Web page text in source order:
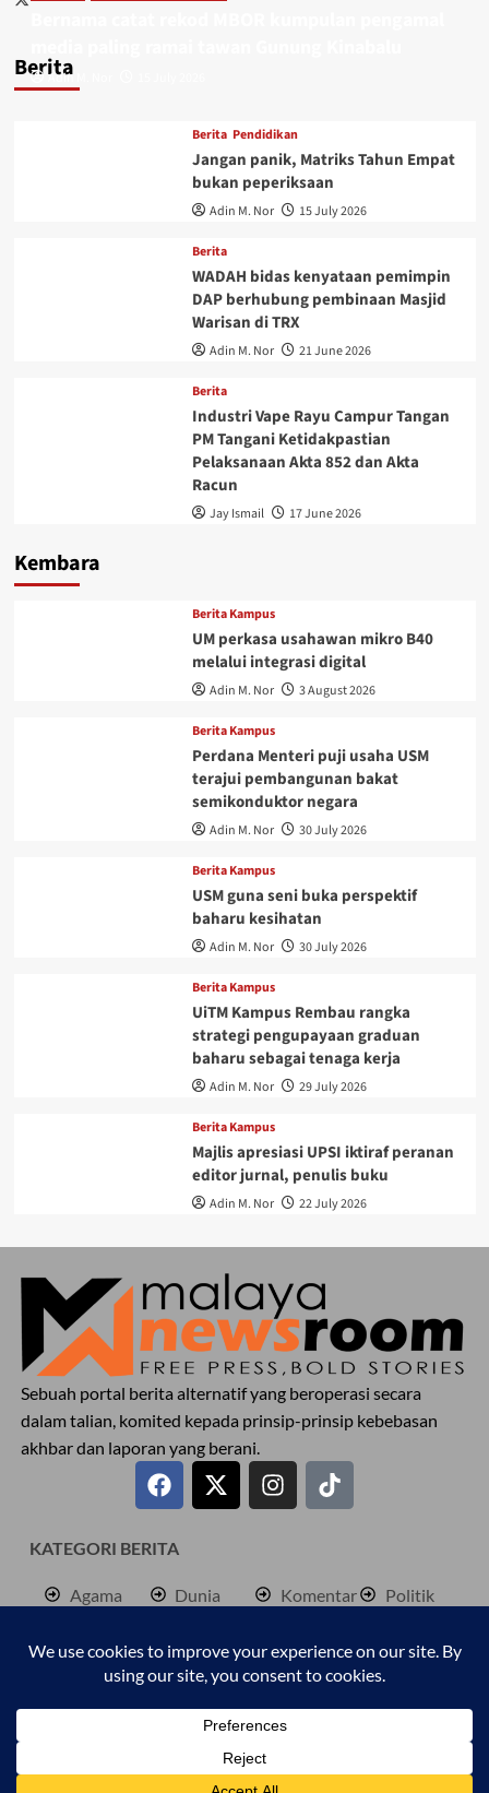
BeritaAdin M. Nor
Berita Pendidikan
Jangan panik, Matriks Tahun Empat
bukan peperiksaan
Adin M. Nor 15 July 2026
Berita
WADAH bidas kenyataan pemimpin
DAP berhubung pembinaan Masjid
Warisan di TRX
Adin M. Nor 21 June 2026
Berita
Industri Vape Rayu Campur Tangan
PM Tangani Ketidakpastian
Pelaksanaan Akta 852 dan Akta
Racun
Jay Ismail 17 June 2026
Kembara
Berita Kampus
UM perkasa usahawan mikro B40
melalui integrasi digital
Adin M. Nor 3 August 2026
Berita Kampus
Perdana Menteri puji usaha USM
terajui pembangunan bakat
semikonduktor negara
Adin M. Nor 30 July 2026
Berita Kampus
USM guna seni buka perspektif
baharu kesihatan
Adin M. Nor 30 July 2026
Berita Kampus
UiTM Kampus Rembau rangka
strategi pengupayaan graduan
baharu sebagai tenaga kerja
Adin M. Nor 29 July 2026
Berita Kampus
Majlis apresiasi UPSI iktiraf peranan
editor jurnal, penulis buku
Adin M. Nor 22 July 2026
Sebuah portal berita alternatif yang beroperasi secara
dalam talian, komited kepada prinsip-prinsip kebebasan
akhbar dan laporan yang berani.
KATEGORI BERITA
Agama
Berita
Bisnes
Dunia
Jenayah
Kembara
Komentar
Palestine
Pendidkan
Politik
Sukan